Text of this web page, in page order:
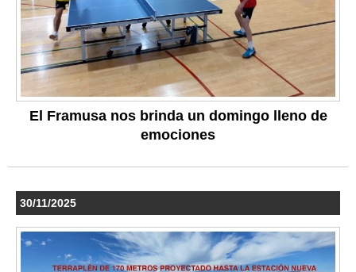
El Framusa nos brinda un domingo lleno de
emociones
30/11/2025